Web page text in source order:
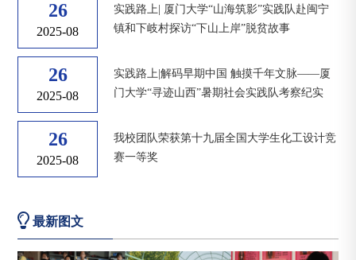
26
2025-08
实践路上| 厦门大学“山海筑影”实践队赴闽宁
镇和下岐村探访“下山上岸”脱贫故事
26
2025-08
实践路上|解码早期中国 触摸千年文脉——厦
门大学“寻迹山西”暑期社会实践队考察纪实
26
2025-08
我校团队荣获第十九届全国大学生化工设计竞
赛一等奖
最新图文